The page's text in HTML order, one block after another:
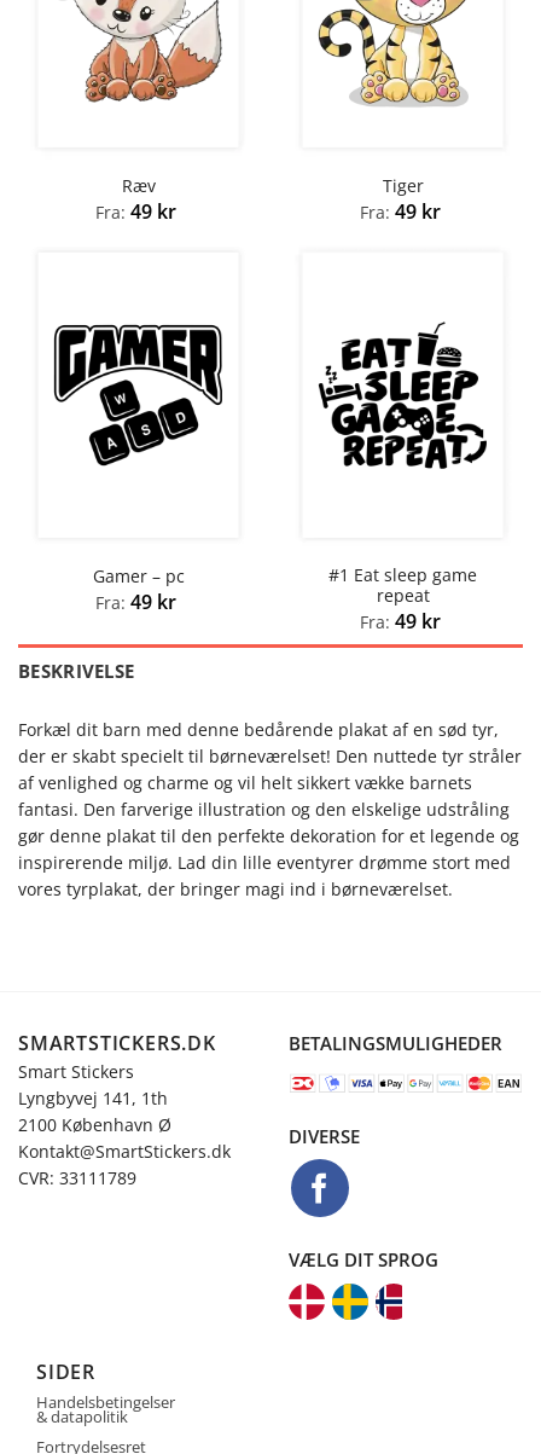
Ræv
Fra: 49 kr
Tiger
Fra: 49 kr
Gamer – pc
Fra: 49 kr
#1 Eat sleep game
repeat
Fra: 49 kr
BESKRIVELSE
Forkæl dit barn med denne bedårende plakat af en sød tyr,
der er skabt specielt til børneværelset! Den nuttede tyr stråler
af venlighed og charme og vil helt sikkert vække barnets
fantasi. Den farverige illustration og den elskelige udstråling
gør denne plakat til den perfekte dekoration for et legende og
inspirerende miljø. Lad din lille eventyrer drømme stort med
vores tyrplakat, der bringer magi ind i børneværelset.
SMARTSTICKERS.DK
Smart Stickers
Lyngbyvej 141, 1th
2100 København Ø
Kontakt@SmartStickers.dk
CVR: 33111789
BETALINGSMULIGHEDER
DIVERSE
VÆLG DIT SPROG
SIDER
Handelsbetingelser
& datapolitik
Fortrydelsesret